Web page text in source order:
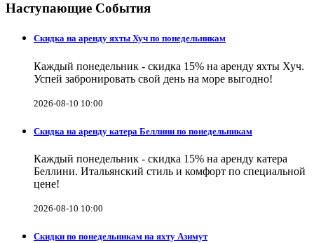
Наступающие События
Скидка на аренду яхты Хуч по понедельникам
Каждый понедельник - скидка 15% на аренду яхты Хуч.
Успей забронировать свой день на море выгодно!
2026-08-10 10:00
Скидка на аренду катера Беллини по понедельникам
Каждый понедельник - скидка 15% на аренду катера
Беллини. Итальянский стиль и комфорт по специальной
цене!
2026-08-10 10:00
Скидки по понедельникам на яхту Азимут